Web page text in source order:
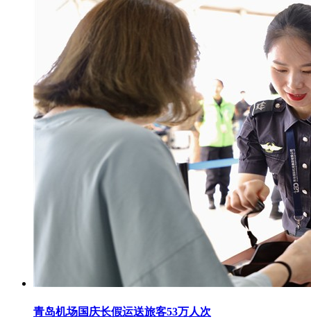
青岛机场国庆长假运送旅客53万人次